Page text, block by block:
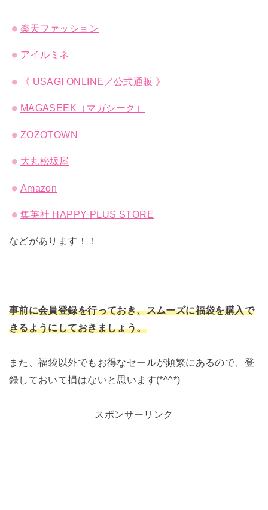
楽天ファッション
アイルミネ
《 USAGI ONLINE／公式通販 》
MAGASEEK（マガシーク）
ZOZOTOWN
大丸松坂屋
Amazon
集英社 HAPPY PLUS STORE
などがあります！！
事前に会員登録を行っておき、スムーズに福袋を購入で
きるようにしておきましょう。
また、福袋以外でもお得なセールが頻繁にあるので、登
録しておいて損はないと思います(*^^*)
スポンサーリンク